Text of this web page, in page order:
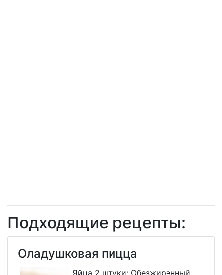
Подходящие рецепты:
Оладушковая пицца
Яйца 2 штуки; Обезжиренный